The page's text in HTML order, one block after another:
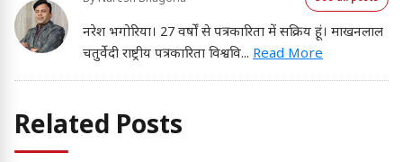
नरेश भगोरिया। 27 वर्षों से पत्रकारिता में सक्रिय हूं। माखनलाल
चतुर्वेदी राष्ट्रीय पत्रकारिता विश्ववि... Read More
Related Posts